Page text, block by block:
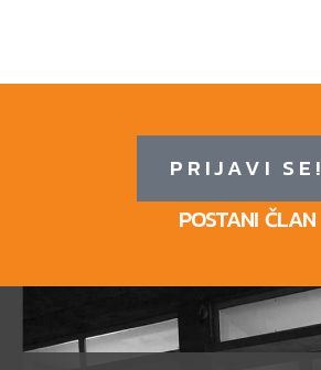
PRIJAVI SE!
POSTANI ČLAN